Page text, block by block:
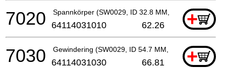
Spannkörper (SW0029, ID 32.8 MM, M 42 x 1.5 MM,
+
7020 64114031010 62.26
Gewindering (SW0029, ID 54.7 MM, M 42 x 1.5 MM)
+
7030 64114031030 66.81